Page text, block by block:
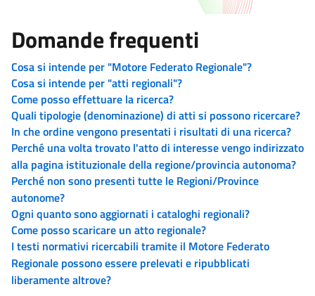
Domande frequenti
Cosa si intende per "Motore Federato Regionale"?
Cosa si intende per "atti regionali"?
Come posso effettuare la ricerca?
Quali tipologie (denominazione) di atti si possono ricercare?
In che ordine vengono presentati i risultati di una ricerca?
Perché una volta trovato l'atto di interesse vengo indirizzato
alla pagina istituzionale della regione/provincia autonoma?
Perché non sono presenti tutte le Regioni/Province
autonome?
Ogni quanto sono aggiornati i cataloghi regionali?
Come posso scaricare un atto regionale?
I testi normativi ricercabili tramite il Motore Federato
Regionale possono essere prelevati e ripubblicati
liberamente altrove?